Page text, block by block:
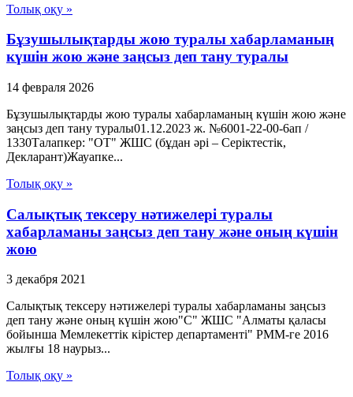
Толық оқу »
Бұзушылықтарды жою туралы хабарламаның
күшін жою және заңсыз деп тану туралы
14 февраля 2026
Бұзушылықтарды жою туралы хабарламаның күшін жою және
заңсыз деп тану туралы01.12.2023 ж. №6001-22-00-6ап /
1330Талапкер: "ОТ" ЖШС (бұдан әрі – Серіктестік,
Декларант)Жауапке...
Толық оқу »
Салықтық тексеру нәтижелері туралы
хабарламаны заңсыз деп тану және оның күшін
жою
3 декабря 2021
Салықтық тексеру нәтижелері туралы хабарламаны заңсыз
деп тану және оның күшін жою"С" ЖШС "Алматы қаласы
бойынша Мемлекеттік кірістер департаменті" РММ-ге 2016
жылғы 18 наурыз...
Толық оқу »